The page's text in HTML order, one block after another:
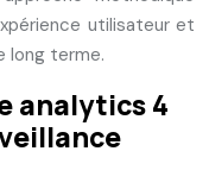
utilisateur et
long terme.
analytics 4